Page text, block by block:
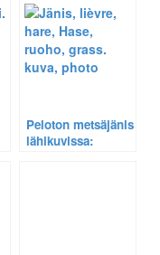
valkokauluksinen
jänis sekä jäniksen
valosiluetti.
Peloton metsäjänis
lähikuvissa: